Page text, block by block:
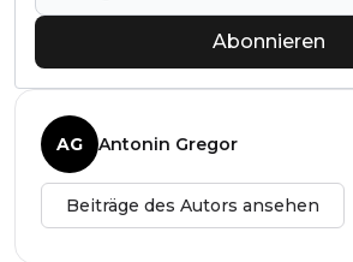
Abonnieren
AG Antonin Gregor
Beiträge des Autors ansehen